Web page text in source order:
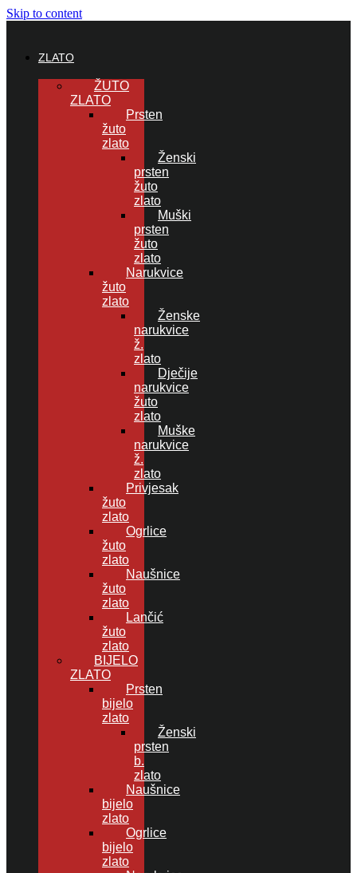
Skip to content
ZLATO
ŽUTO
ZLATO
Prsten
žuto
zlato
Ženski
prsten
žuto
zlato
Muški
prsten
žuto
zlato
Narukvice
žuto
zlato
Ženske
narukvice
ž.
zlato
Dječije
narukvice
žuto
zlato
Muške
narukvice
ž.
zlato
Privjesak
žuto
zlato
Ogrlice
žuto
zlato
Naušnice
žuto
zlato
Lančić
žuto
zlato
BIJELO
ZLATO
Prsten
bijelo
zlato
Ženski
prsten
b.
zlato
Naušnice
bijelo
zlato
Ogrlice
bijelo
zlato